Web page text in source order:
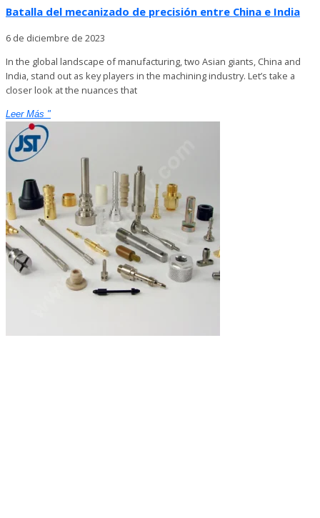
Batalla del mecanizado de precisión entre China e India
6 de diciembre de 2023
In the global landscape of manufacturing, two Asian giants, China and
India, stand out as key players in the machining industry. Let’s take a
closer look at the nuances that
Leer Más "